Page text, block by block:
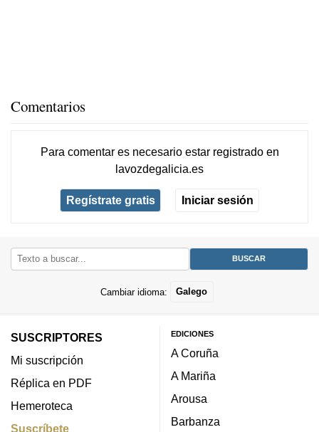
Comentarios
Para comentar es necesario estar registradoen
lavozdegalicia.es
Regístrate gratis Iniciar sesión
Cambiar idioma: Galego
SUSCRIPTORES
Mi suscripción
Réplica en PDF
Hemeroteca
Suscríbete
EDICIONES
A Coruña
A Mariña
Arousa
Barbanza